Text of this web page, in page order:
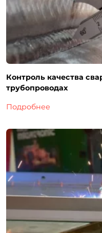
Контроль качества
трубопроводах
Подробнее